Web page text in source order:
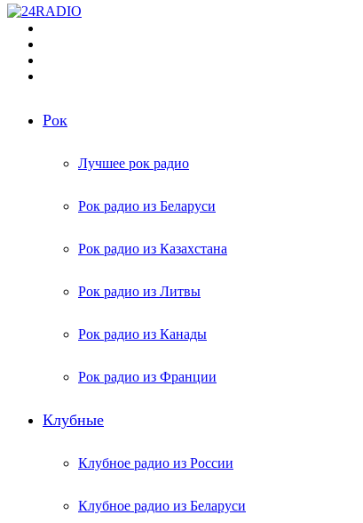
Рок
Лучшее рок радио
Рок радио из Беларуси
Рок радио из Казахстана
Рок радио из Литвы
Рок радио из Канады
Рок радио из Франции
Клубные
Клубное радио из России
Клубное радио из Беларуси